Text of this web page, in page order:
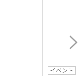
イベント